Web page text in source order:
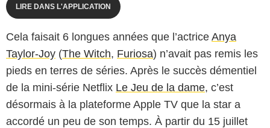
LIRE DANS L'APPLICATION
Cela faisait 6 longues années que l’actrice Anya
Taylor-Joy (The Witch, Furiosa) n’avait pas remis les
pieds en terres de séries. Après le succès démentiel
de la mini-série Netflix Le Jeu de la dame, c’est
désormais à la plateforme Apple TV que la star a
accordé un peu de son temps. À partir du 15 juillet